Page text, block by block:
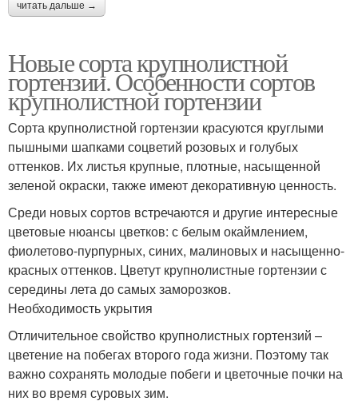
читать дальше →
Новые сорта крупнолистной
гортензии. Особенности сортов
крупнолистной гортензии
Сорта крупнолистной гортензии красуются круглыми
пышными шапками соцветий розовых и голубых
оттенков. Их листья крупные, плотные, насыщенной
зеленой окраски, также имеют декоративную ценность.
Среди новых сортов встречаются и другие интересные
цветовые нюансы цветков: с белым окаймлением,
фиолетово-пурпурных, синих, малиновых и насыщенно-
красных оттенков. Цветут крупнолистные гортензии с
середины лета до самых заморозков.
Необходимость укрытия
Отличительное свойство крупнолистных гортензий –
цветение на побегах второго года жизни. Поэтому так
важно сохранять молодые побеги и цветочные почки на
них во время суровых зим.